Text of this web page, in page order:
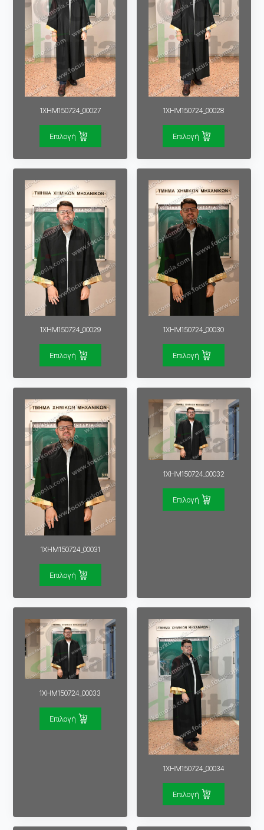
1XHM150724_00027
Επιλογή
1XHM150724_00028
Επιλογή
1XHM150724_00029
Επιλογή
1XHM150724_00030
Επιλογή
1XHM150724_00031
Επιλογή
1XHM150724_00032
Επιλογή
1XHM150724_00033
Επιλογή
1XHM150724_00034
Επιλογή